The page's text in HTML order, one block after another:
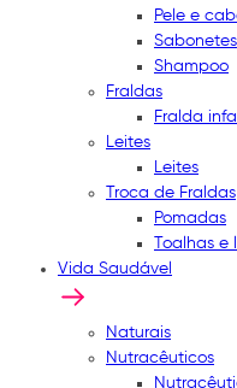
Pele e
Sabonetes
Shampoo
Fraldas
Fralda
Leites
Leites
Troca de Fraldas
Pomadas
Toalhas e
Vida Saudável
Naturais
Nutracêuticos